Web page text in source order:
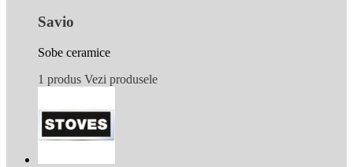
Savio
Sobe ceramice
1 produs Vezi produsele